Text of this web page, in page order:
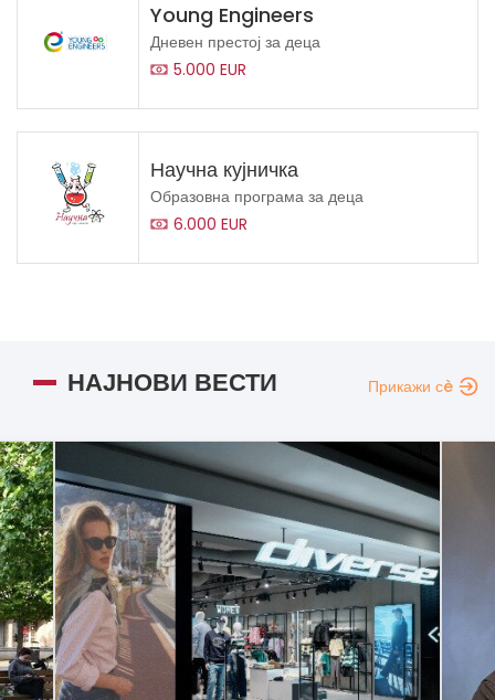
Young Engineers
Дневен престој за деца
5.000 EUR
Научна кујничка
Образовна програма за деца
6.000 EUR
НАЈНОВИ ВЕСТИ Прикажи сè